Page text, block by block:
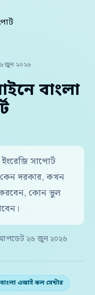
জুন ২০২৬
বাংলা
সাপোর্ট
কেন দরকার, কখন
কোন ভুল
২৬ জুন ২০২৬
এআই কল সেন্টার